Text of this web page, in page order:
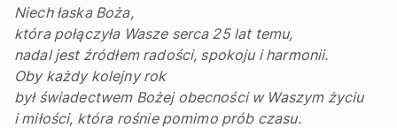
Niech łaska Boża,
która połączyła Wasze serca 25 lat temu,
nadal jest źródłem radości, spokoju i harmonii.
Oby każdy kolejny rok
był świadectwem Bożej obecności w Waszym życiu
i miłości, która rośnie pomimo prób czasu.